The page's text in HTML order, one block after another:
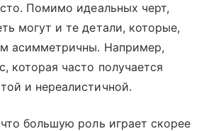
Помимо идеальных черт,
могут и те детали, которые,
асимметричны. Например,
которая часто получается
и нереалистичной.
большую роль играет скорее